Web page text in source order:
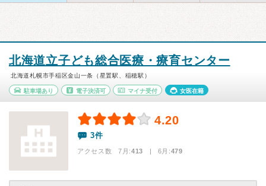
北海道立子ども総合医療・療育センター
北海道札幌市手稲区金山一条（星置駅、稲穂駅）
駐車場あり 電子決済可 マイナ受付 女医在籍
4.20
3件
アクセス数 7月:413 | 6月:479